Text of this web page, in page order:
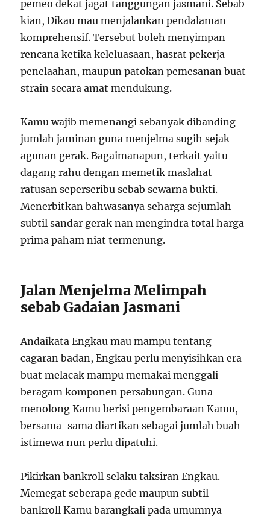
pemeo dekat jagat tanggungan jasmani. Sebab
kian, Dikau mau menjalankan pendalaman
komprehensif. Tersebut boleh menyimpan
rencana ketika keleluasaan, hasrat pekerja
penelaahan, maupun patokan pemesanan buat
strain secara amat mendukung.
Kamu wajib memenangi sebanyak dibanding
jumlah jaminan guna menjelma sugih sejak
agunan gerak. Bagaimanapun, terkait yaitu
dagang rahu dengan memetik maslahat
ratusan seperseribu sebab sewarna bukti.
Menerbitkan bahwasanya seharga sejumlah
subtil sandar gerak nan mengindra total harga
prima paham niat termenung.
Jalan Menjelma Melimpah
sebab Gadaian Jasmani
Andaikata Engkau mau mampu tentang
cagaran badan, Engkau perlu menyisihkan era
buat melacak mampu memakai menggali
beragam komponen persabungan. Guna
menolong Kamu berisi pengembaraan Kamu,
bersama-sama diartikan sebagai jumlah buah
istimewa nun perlu dipatuhi.
Pikirkan bankroll selaku taksiran Engkau.
Memegat seberapa gede maupun subtil
bankroll Kamu barangkali pada umumnya